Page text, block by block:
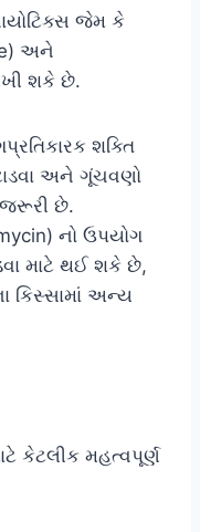
જેમ કે
અને
શકે છે.
શક્તિ
અને ગૂંચવણો
જરૂરી છે.
નો ઉપયોગ
માટે થઈ શકે છે,
કિસ્સામાં અન્ય
કેટલીક મહત્વપૂર્ણ